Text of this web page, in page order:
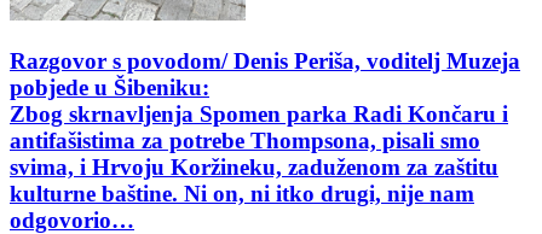
Razgovor s povodom/ Denis Periša, voditelj Muzeja
pobjede u Šibeniku:
Zbog skrnavljenja Spomen parka Radi Končaru i
antifašistima za potrebe Thompsona, pisali smo
svima, i Hrvoju Koržineku, zaduženom za zaštitu
kulturne baštine. Ni on, ni itko drugi, nije nam
odgovorio…